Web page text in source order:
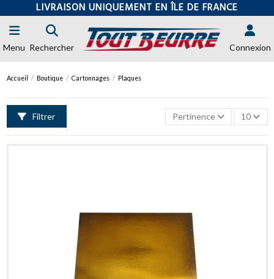
LIVRAISON UNIQUEMENT EN ÎLE DE FRANCE
Menu Rechercher Connexion
Accueil Boutique Cartonnages Plaques
Filtrer Pertinence 10